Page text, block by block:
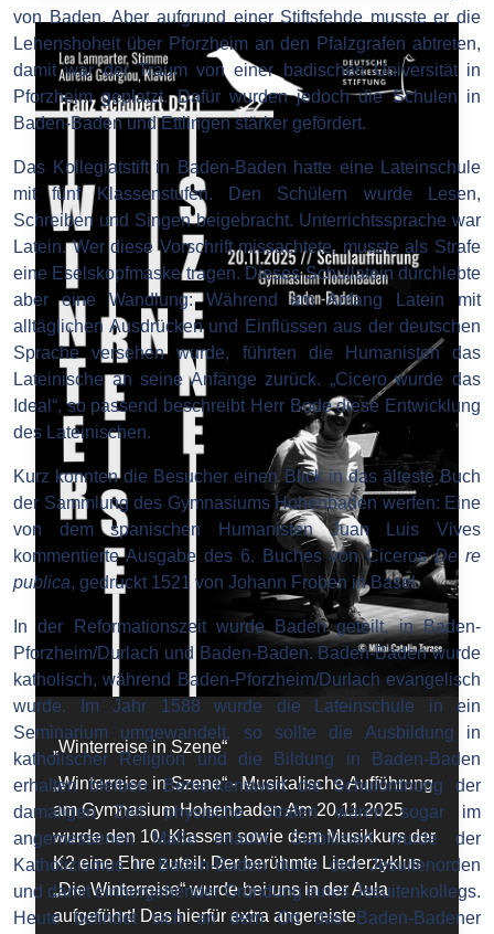
„Winterreise in Szene“
„Winterreise in Szene“ - Musikalische Aufführung
am Gymnasium Hohenbaden Am 20.11.2025
wurde den 10. Klassen sowie dem Musikkurs der
K2 eine Ehre zuteil: Der berühmte Liederzyklus
„Die Winterreise“ wurde bei uns in der Aula
aufgeführt! Das hierfür extra angereiste
von Baden. Aber aufgrund einer Stiftsfehde musste er die
Lehenshoheit über Pforzheim an den Pfalzgrafen abtreten,
damit war der Traum von einer badischen Universität in
Pforzheim geplatzt. Dafür wurden jedoch die Schulen in
Baden-Baden und Ettlingen stärker gefördert.
Das Kollegiatstift in Baden-Baden hatte eine Lateinschule
mit fünf Klassenstufen. Den Schülern wurde Lesen,
Schreiben und Singen beigebracht. Unterrichtssprache war
Latein. Wer diese Vorschrift missachtete, musste als Strafe
eine Eselskopfmaske tragen. Dieses Schullatein durchlebte
aber eine Wandlung: Während am Anfang Latein mit
alltäglichen Ausdrücken und Einflüssen aus der deutschen
Sprache versehen wurde, führten die Humanisten das
Lateinische an seine Anfänge zurück. „Cicero wurde das
Ideal“, so passend beschreibt Herr Bode diese Entwicklung
des Lateinischen.
Kurz konnten die Besucher einen Blick in das älteste Buch
der Sammlung des Gymnasiums Hohenbaden werfen: Eine
von dem spanischen Humanisten Juan Luis Vives
kommentierte Ausgabe des 6. Buches von CicerosDe re
publica, gedruckt 1521 von Johann Froben in Basel.
In der Reformationszeit wurde Baden geteilt, in Baden-
Pforzheim/Durlach und Baden-Baden. Baden-Baden wurde
katholisch, während Baden-Pforzheim/Durlach evangelisch
wurde. Im Jahr 1588 wurde die Lateinschule in ein
Seminarium umgewandelt, so sollte die Ausbildung in
katholischer Religion und die Bildung in Baden-Baden
erhalten bleiben. Bemerkenswert die Schulordnung der
damaligen Zeit: physische Strafen waren sogar im
angemessenen Maße erlaubt. Stabilisiert wurde der
Katholizismus in Baden-Baden durch den Jesuitenorden
und damit einhergehender Gründung eines Jesuitenkollegs.
Heute befindet sich an dem Ort das Baden-Badener